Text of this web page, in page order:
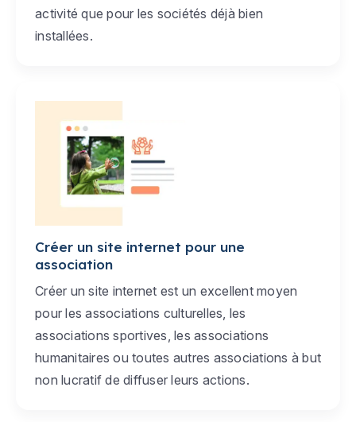
activité que pour les sociétés déjà bien
installées.
Créer un site internet pour une
association
Créer un site internet est un excellent moyen
pour les associations culturelles, les
associations sportives, les associations
humanitaires ou toutes autres associations à but
non lucratif de diffuser leurs actions.